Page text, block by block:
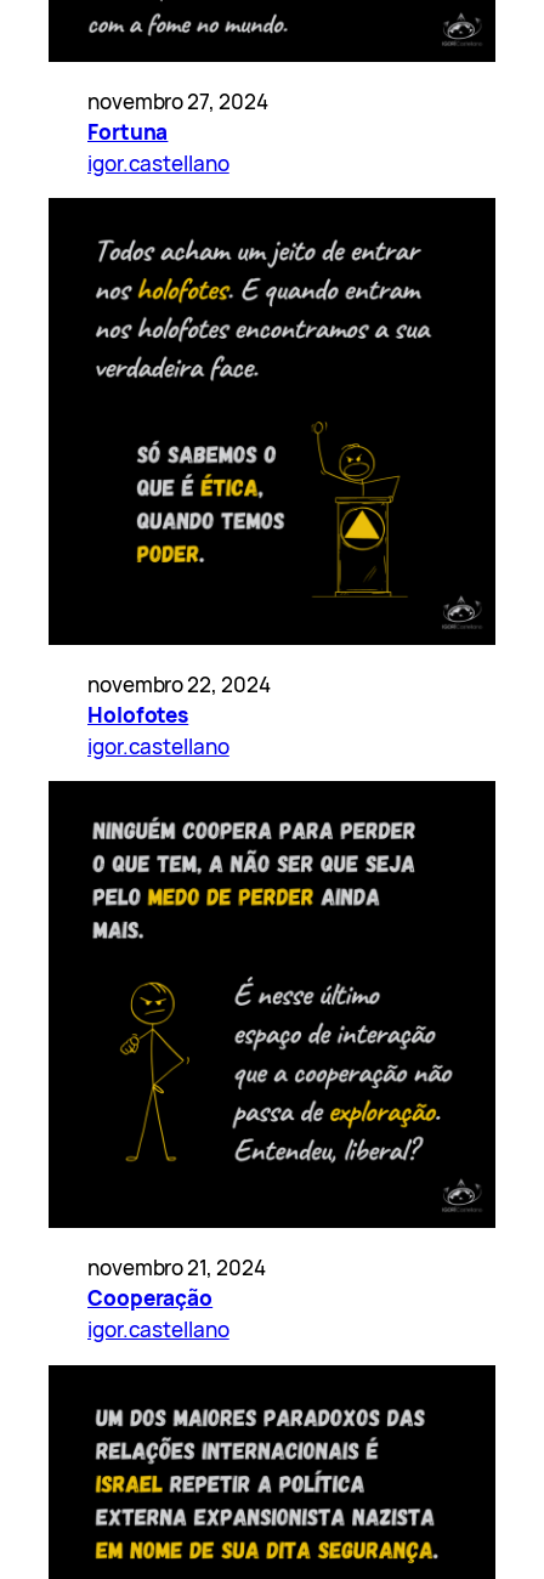
novembro 27, 2024
Fortuna
igor.castellano
novembro 22, 2024
Holofotes
igor.castellano
novembro 21, 2024
Cooperação
igor.castellano